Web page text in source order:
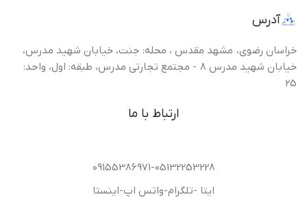
آدرس
خراسان رضوی، مشهد مقدس ، محله: جنت، خیابان شهید مدرس،
خیابان شهید مدرس 8 - مجتمع تجارتی مدرس، طبقه: اول، واحد:
25
ارتباط با ما
09155386971-05132253228
ایتا -تلگرام-واتس اپ-اینستا